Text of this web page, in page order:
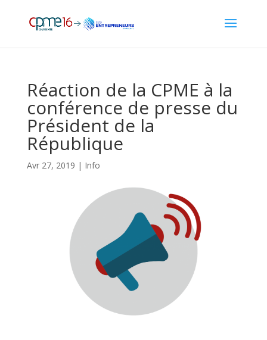
Réaction de la CPME à la
conférence de presse du
Président de la
République
Avr 27, 2019 | Info